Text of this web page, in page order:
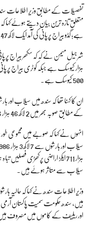
تفصیلات کے مطابق وزیر اطلاعات
متعلق تازہ ترین بیان دیتے ہوئے
ہے؛ گڈو بیراج پر پانی کی آمد ایک لاکھ 47 ہزار 600 کیوسک اور اخراج ایک لاکھ 35 ہزار کیوسک ہے۔
500 کیوسک ہے۔
کے مطابق صوبہ بھر میں 2 لاکھ 46 ہزار 406 مویشی ہلاک ہوئے ہیں۔
سیلاب سے متاثر ہوئے ہیں۔
ہیں، سندھ حکومت سمیت پاکستان آرمی،
اور ریلیف کے کاموں میں مصروف